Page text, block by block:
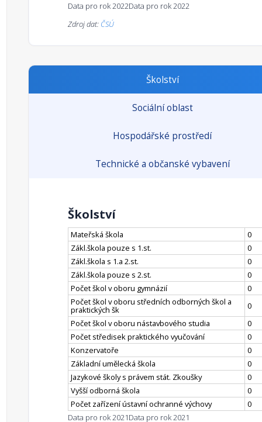
Data pro rok 2022Data pro rok 2022
Zdroj dat: ČSÚ
Školství
Sociální oblast
Hospodářské prostředí
Technické a občanské vybavení
Školství
Mateřská škola
0
Zákl.škola pouze s 1.st.
0
Zákl.škola s 1.a 2.st.
0
Zákl.škola pouze s 2.st.
0
Počet škol v oboru gymnázií
0
Počet škol v oboru středních odborných škol a
praktických šk
0
Počet škol v oboru nástavbového studia
0
Počet středisek praktického vyučování
0
Konzervatoře
0
Základní umělecká škola
0
Jazykové školy s právem stát. Zkoušky
0
Vyšší odborná škola
0
Počet zařízení ústavní ochranné výchovy
0
Data pro rok 2021Data pro rok 2021